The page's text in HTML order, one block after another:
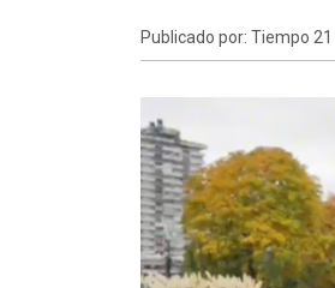
Publicado por: Tiempo 21 |